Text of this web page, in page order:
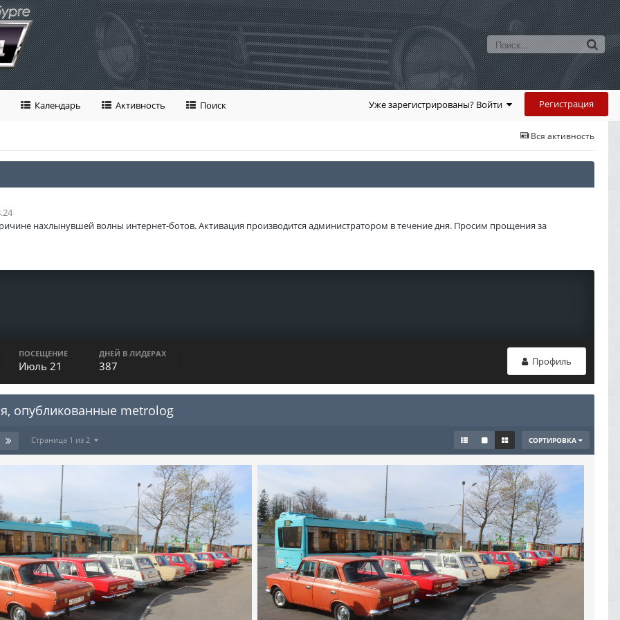
Уже зарегистрированы? Войти Регистрация
Календарь Активность Поиск
Вся активность
нахлынувшей волны интернет-ботов. Активация производится администратором в течение дня. Просим прощения за
Профиль
ПОСЕЩЕНИЕ
Июль 21
ДНЕЙ В ЛИДЕРАХ
387
опубликованные metrolog
СОРТИРОВКА
Страница 1 из 2